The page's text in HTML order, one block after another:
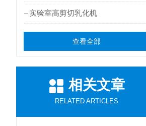
实验室高剪切乳化机
查看全部
相关文章
RELATED ARTICLES